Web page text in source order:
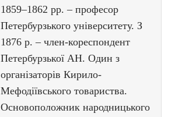
1859–1862 рр. – професор
Петербурзького університету. З
1876 р. – член-кореспондент
Петербурзької АН. Один з
організаторів Кирило-
Мефодіївського товариства.
Основоположник народницького